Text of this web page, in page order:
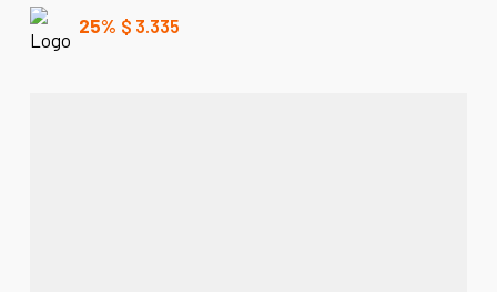
25% $ 3.335